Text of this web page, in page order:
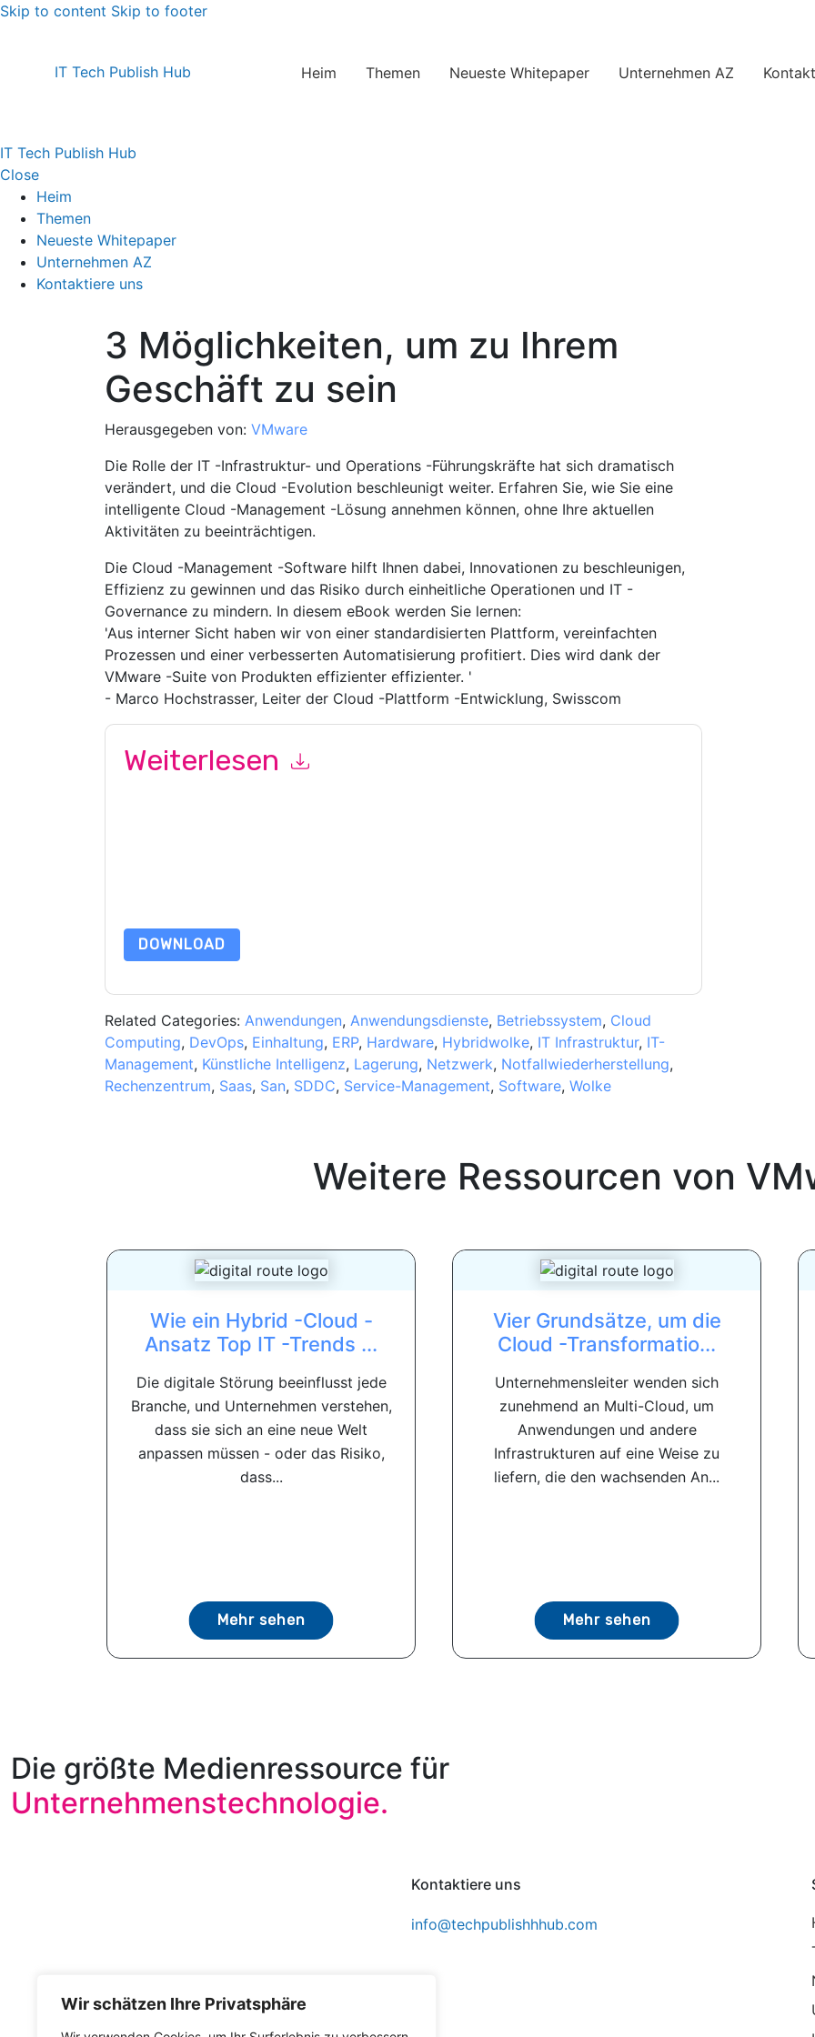
Wir schätzen Ihre Privatsphäre
Skip to content Skip to footer
IT Tech Publish Hub Heim Themen Neueste Whitepaper Unternehmen AZ
IT Tech Publish Hub
Close
Heim
Themen
Neueste Whitepaper
Unternehmen AZ
Kontaktiere uns
3 Möglichkeiten, um zu Ihrem
Geschäft zu sein
Herausgegeben von: VMware
Die Rolle der IT -Infrastruktur- und Operations -Führungskräfte hat sich dramatisch
verändert, und die Cloud -Evolution beschleunigt weiter. Erfahren Sie, wie Sie eine
intelligente Cloud -Management -Lösung annehmen können, ohne Ihre aktuellen
Aktivitäten zu beeinträchtigen.
Die Cloud -Management -Software hilft Ihnen dabei, Innovationen zu beschleunigen,
Effizienz zu gewinnen und das Risiko durch einheitliche Operationen und IT -
Governance zu mindern. In diesem eBook werden Sie lernen:
'Aus interner Sicht haben wir von einer standardisierten Plattform, vereinfachten
Prozessen und einer verbesserten Automatisierung profitiert. Dies wird dank der
VMware -Suite von Produkten effizienter effizienter. '
- Marco Hochstrasser, Leiter der Cloud -Plattform -Entwicklung, Swisscom
Weiterlesen
DOWNLOAD
Related Categories: Anwendungen, Anwendungsdienste, Betriebssystem, Cloud
Computing, DevOps, Einhaltung, ERP, Hardware, Hybridwolke, IT Infrastruktur, IT-
Management, Künstliche Intelligenz, Lagerung, Netzwerk, Notfallwiederherstellung,
Rechenzentrum, Saas, San, SDDC, Service-Management, Software, Wolke
Weitere Ressourcen von
Wie ein Hybrid -Cloud -
Ansatz Top IT -Trends ...
Die digitale Störung beeinflusst jede
Branche, und Unternehmen verstehen,
dass sie sich an eine neue Welt
anpassen müssen - oder das Risiko,
dass...
Mehr sehen
Vier Grundsätze, um die
Cloud -Transformatio...
Unternehmensleiter wenden sich
zunehmend an Multi-Cloud, um
Anwendungen und andere
Infrastrukturen auf eine Weise zu
liefern, die den wachsenden An...
Mehr sehen
Die größte Medienressource für
Unternehmenstechnologie.
Kontaktiere uns
info@techpublishhhub.com